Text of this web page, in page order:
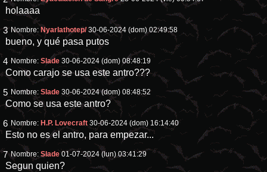
holaaaa
3 Nombre: Nyarlathotep/ 30-06-2024 (dom) 02:49:58
bueno, y qué pasa putos
4 Nombre:Slade 30-06-2024 (dom) 08:48:19
Como carajo se usa este antro???
5 Nombre:Slade 30-06-2024 (dom) 08:48:52
Como se usa este antro?
6 Nombre: H.P. Lovecraft 30-06-2024 (dom) 16:14:40
Esto no es el antro, para empezar...
7 Nombre:Slade 01-07-2024 (lun) 03:41:29
Segun quien?